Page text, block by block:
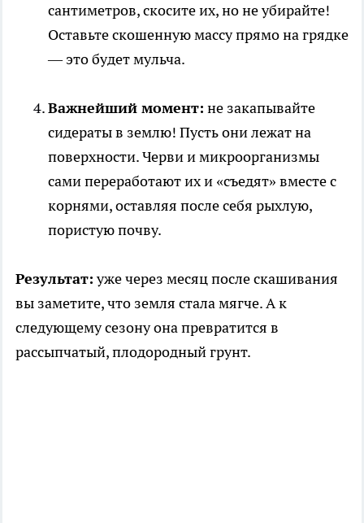
сантиметров, скосите их, но не убирайте!
Оставьте скошенную массу прямо на грядке
— это будет мульча.
Важнейший момент: не закапывайте
сидераты в землю! Пусть они лежат на
поверхности. Черви и микроорганизмы
сами переработают их и «съедят» вместе с
корнями, оставляя после себя рыхлую,
пористую почву.
Результат:уже через месяц после скашивания
вы заметите, что земля стала мягче. А к
следующему сезону она превратится в
рассыпчатый, плодородный грунт.